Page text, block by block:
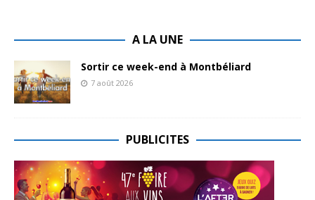
A LA UNE
Sortir ce week-end à Montbéliard
7 août 2026
PUBLICITES